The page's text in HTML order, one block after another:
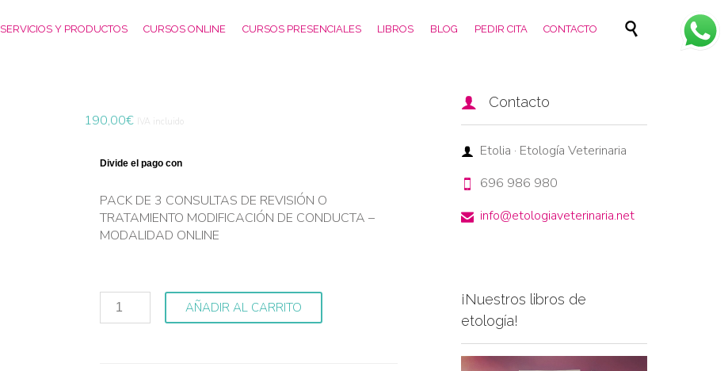
Skip
SERVICIOS Y PRODUCTOS CURSOS ONLINE CURSOS PRESENCIALES LIBROS BLOG PEDIR CITA CONTACTO 
190,00€ IVA incluido
PACK DE 3 CONSULTAS DE REVISIÓN O
TRATAMIENTO MODIFICACIÓN DE CONDUCTA –
MODALIDAD ONLINE
AÑADIR AL CARRITO
 Contacto
 Etolia · Etología Veterinaria
 696 986 980
 info@etologiaveterinaria.net
¡Nuestros libros de
etología!